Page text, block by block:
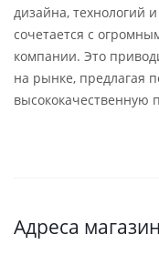
дизайна, технологий
сочетается с
компании. Это
на рынке, предлагая
высококачественную
Адреса